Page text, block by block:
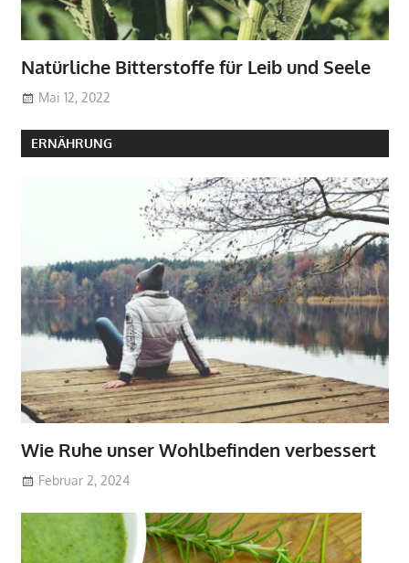
Natürliche Bitterstoffe für Leib und Seele
Mai 12, 2022
ERNÄHRUNG
Wie Ruhe unser Wohlbefinden verbessert
Februar 2, 2024